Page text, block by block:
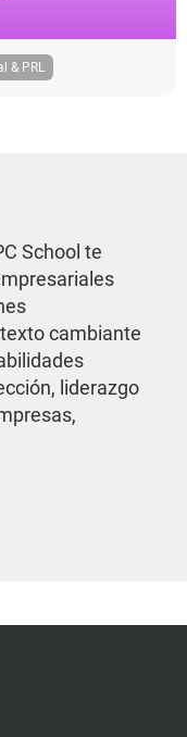
& PRL
School te
cambiante
liderazgo